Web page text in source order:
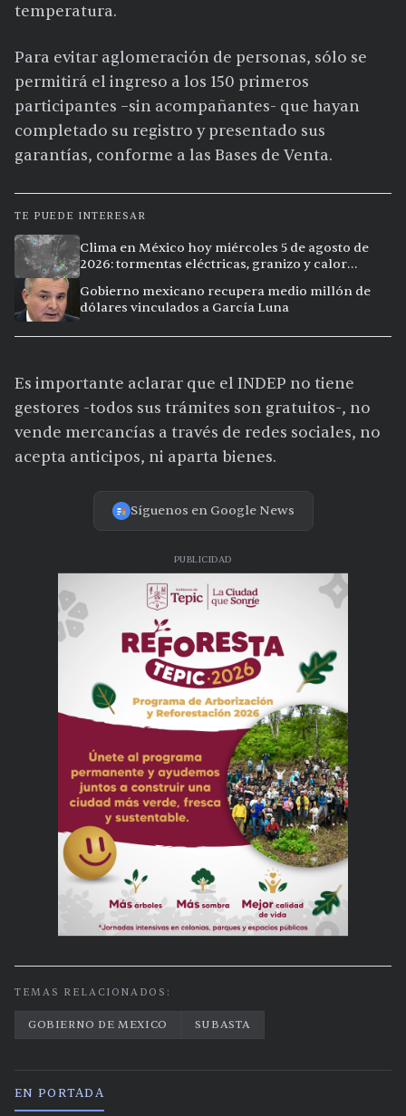
temperatura.
Para evitar aglomeración de personas, sólo se
permitirá el ingreso a los 150 primeros
participantes –sin acompañantes- que hayan
completado su registro y presentado sus
garantías, conforme a las Bases de Venta.
TE PUEDE INTERESAR
Clima en México hoy miércoles 5 de agosto de
2026: tormentas eléctricas, granizo y calor
Gobierno mexicano recupera medio millón de
dólares vinculados a García Luna
Es importante aclarar que el INDEP no tiene
gestores -todos sus trámites son gratuitos-, no
vende mercancías a través de redes sociales, no
acepta anticipos, ni aparta bienes.
Síguenos en Google News
PUBLICIDAD
TEMAS RELACIONADOS:
GOBIERNO DE MEXICO SUBASTA
EN PORTADA